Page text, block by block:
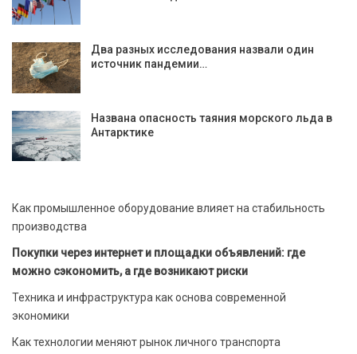
Два разных исследования назвали один
источник пандемии…
Названа опасность таяния морского льда в
Антарктике
Как промышленное оборудование влияет на стабильность
производства
Покупки через интернет и площадки объявлений: где
можно сэкономить, а где возникают риски
Техника и инфраструктура как основа современной
экономики
Как технологии меняют рынок личного транспорта